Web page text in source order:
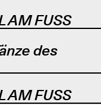
AM FUSS
des
AM FUSS